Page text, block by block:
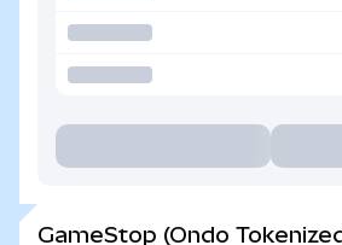
GameStop (Ondo Tokenized)